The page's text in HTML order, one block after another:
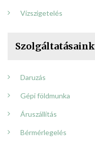
Vízszigetelés
Szolgáltatásaink
Daruzás
Gépi földmunka
Áruszállítás
Bérmérlegelés